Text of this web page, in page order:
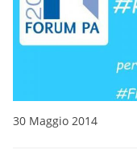
30 Maggio 2014